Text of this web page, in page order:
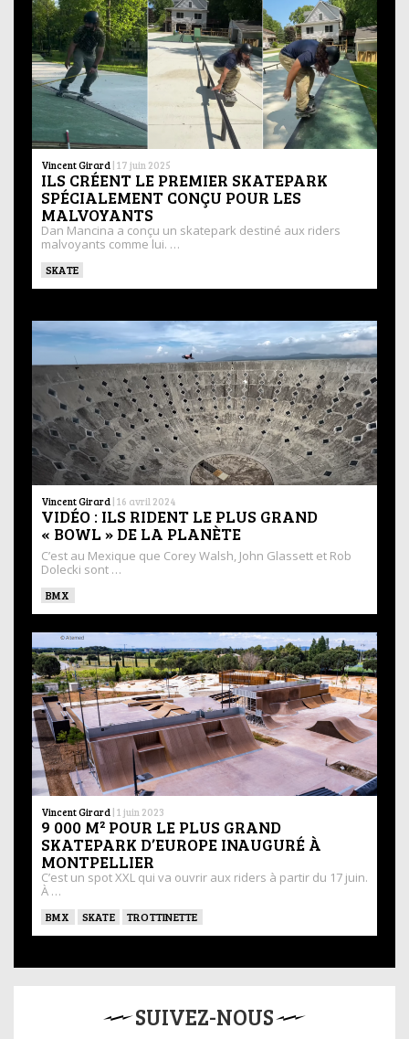
Vincent Girard | 17 juin 2025
ILS CRÉENT LE PREMIER SKATEPARK
SPÉCIALEMENT CONÇU POUR LES
MALVOYANTS
Dan Mancina a conçu un skatepark destiné aux riders
malvoyants comme lui. …
SKATE
Vincent Girard | 16 avril 2024
VIDÉO : ILS RIDENT LE PLUS GRAND
« BOWL » DE LA PLANÈTE
C’est au Mexique que Corey Walsh, John Glassett et Rob
Dolecki sont …
BMX
Vincent Girard | 1 juin 2023
9 000 M² POUR LE PLUS GRAND
SKATEPARK D’EUROPE INAUGURÉ À
MONTPELLIER
C’est un spot XXL qui va ouvrir aux riders à partir du 17 juin.
À …
BMX SKATE TROTTINETTE
SUIVEZ-NOUS